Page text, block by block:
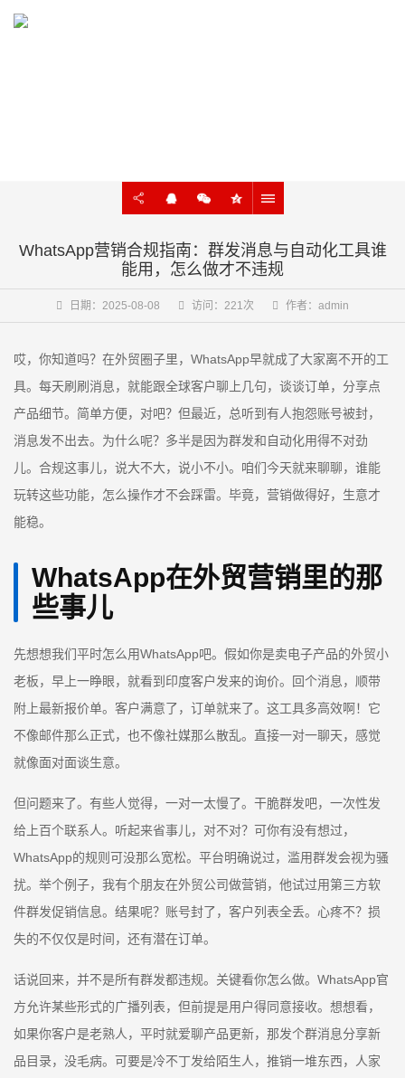
WhatsApp营销合规指南：群发消息与自动化工具谁
能用，怎么做才不违规
日期：2025-08-08 访问：221次 作者：admin
哎，你知道吗？在外贸圈子里，WhatsApp早就成了大家离不开的工
具。每天刷刷消息，就能跟全球客户聊上几句，谈谈订单，分享点
产品细节。简单方便，对吧？但最近，总听到有人抱怨账号被封，
消息发不出去。为什么呢？多半是因为群发和自动化用得不对劲
儿。合规这事儿，说大不大，说小不小。咱们今天就来聊聊，谁能
玩转这些功能，怎么操作才不会踩雷。毕竟，营销做得好，生意才
能稳。
WhatsApp在外贸营销里的那
些事儿
先想想我们平时怎么用WhatsApp吧。假如你是卖电子产品的外贸小
老板，早上一睁眼，就看到印度客户发来的询价。回个消息，顺带
附上最新报价单。客户满意了，订单就来了。这工具多高效啊！它
不像邮件那么正式，也不像社媒那么散乱。直接一对一聊天，感觉
就像面对面谈生意。
但问题来了。有些人觉得，一对一太慢了。干脆群发吧，一次性发
给上百个联系人。听起来省事儿，对不对？可你有没有想过，
WhatsApp的规则可没那么宽松。平台明确说过，滥用群发会视为骚
扰。举个例子，我有个朋友在外贸公司做营销，他试过用第三方软
件群发促销信息。结果呢？账号封了，客户列表全丢。心疼不？损
失的不仅仅是时间，还有潜在订单。
话说回来，并不是所有群发都违规。关键看你怎么做。WhatsApp官
方允许某些形式的广播列表，但前提是用户得同意接收。想想看，
如果你客户是老熟人，平时就爱聊产品更新，那发个群消息分享新
品目录，没毛病。可要是冷不丁发给陌生人，推销一堆东西，人家